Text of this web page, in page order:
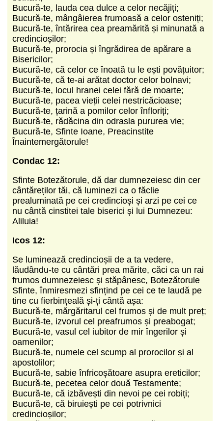
Bucură-te, lauda cea dulce a celor necăjiți;
Bucură-te, mângâierea frumoasă a celor osteniți;
Bucură-te, întărirea cea preamărită și minunată a
credincioșilor;
Bucură-te, prorocia și îngrădirea de apărare a
Bisericilor;
Bucură-te, că celor ce înoată tu le ești povățuitor;
Bucură-te, că te-ai arătat doctor celor bolnavi;
Bucură-te, locul hranei celei fără de moarte;
Bucură-te, pacea vieții celei nestricăcioase;
Bucură-te, țarină a pomilor celor înfloriți;
Bucură-te, rădăcina din odrasla pururea vie;
Bucură-te, Sfinte Ioane, Preacinstite
Înaintemergătorule!
Condac 12:
Sfinte Botezătorule, dă dar dumnezeiesc din cer
cântăreților tăi, că luminezi ca o făclie
prealuminată pe cei credincioși și arzi pe cei ce
nu cântă cinstitei tale biserici și lui Dumnezeu:
Aliluia!
Icos 12:
Se luminează credincioșii de a ta vedere,
lăudându-te cu cântări prea mărite, căci ca un rai
frumos dumnezeiesc și stăpânesc, Botezătorule
Sfinte, înmiresmezi sfințind pe cei ce te laudă pe
tine cu fierbințeală și-ți cântă așa:
Bucură-te, mărgăritarul cel frumos și de mult preț;
Bucură-te, izvorul cel preafrumos și preabogat;
Bucură-te, vasul cel iubitor de mir îngerilor și
oamenilor;
Bucură-te, numele cel scump al prorocilor și al
apostolilor;
Bucură-te, sabie înfricoșătoare asupra ereticilor;
Bucură-te, pecetea celor două Testamente;
Bucură-te, că izbăvești din nevoi pe cei robiți;
Bucură-te, că biruiești pe cei potrivnici
credincioșilor;